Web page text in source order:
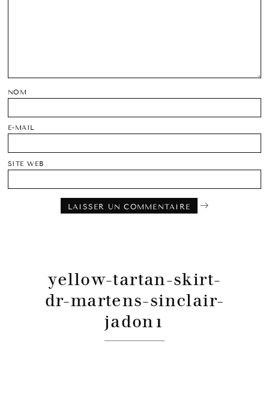
NOM
E-MAIL
SITE WEB
yellow-tartan-skirt-
dr-martens-sinclair-
jadon1